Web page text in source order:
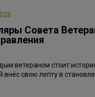
Совета
ветераном стоит
внёс свою лепту в